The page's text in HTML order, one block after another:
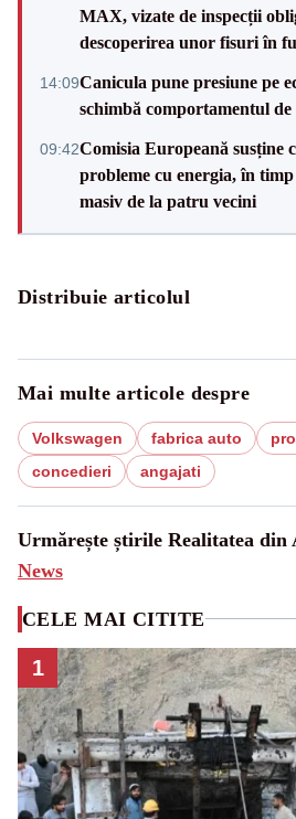
MAX, vizate de inspecții
descoperirea unor fisuri în
14:09Canicula pune presiune pe
schimbă comportamentul de
09:42Comisia Europeană susține
probleme cu energia, în
masiv de la patru vecini
Distribuie articolul
Mai multe articole despre
Volkswagen fabrica auto
concedieri
angajati
Urmărește știrile Realitatea din
News
CELE MAI CITITE
1